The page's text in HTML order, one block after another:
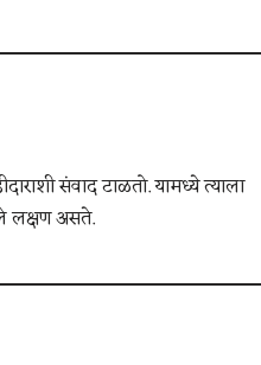
संवाद टाळतो. यामध्ये त्याला
लक्षण असते.